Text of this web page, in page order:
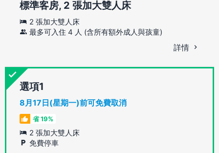
標準客房, 2 張加大雙人床
2 張加大雙人床
最多可入住 4 人 (含所有額外成人與孩童)
詳情
選項
8月17日(星期一)前可免費取消
省 19%
2 張加大雙人床
免費停車